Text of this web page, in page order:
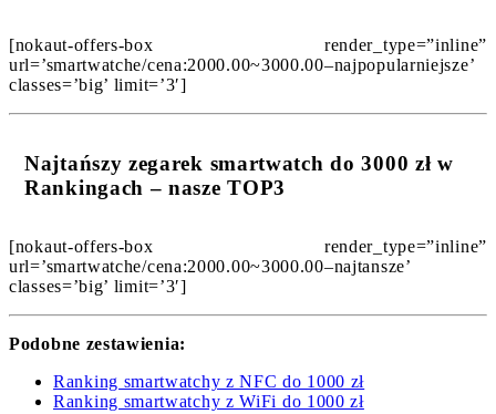
[nokaut-offers-box render_type=”inline”
url=’smartwatche/cena:2000.00~3000.00–najpopularniejsze’
classes=’big’ limit=’3′]
Najtańszy zegarek smartwatch do 3000 zł w
Rankingach – nasze TOP3
[nokaut-offers-box render_type=”inline”
url=’smartwatche/cena:2000.00~3000.00–najtansze’
classes=’big’ limit=’3′]
Podobne zestawienia:
Ranking smartwatchy z NFC do 1000 zł
Ranking smartwatchy z WiFi do 1000 zł